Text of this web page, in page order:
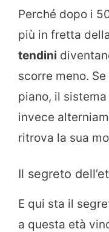
Perché dopo i
più in fretta
tendini
scorre meno.
piano, il
invece
ritrova la sua
Il segreto
E qui sta il
a questa età